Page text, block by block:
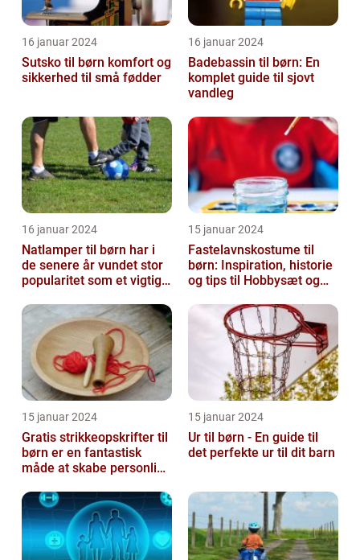
16 januar 2024
Sutsko til børn komfort og
sikkerhed til små fødder
16 januar 2024
Badebassin til børn: En
komplet guide til sjovt
vandleg
16 januar 2024
Natlamper til børn har i
de senere år vundet stor
popularitet som et vigtigt
børneværelset...
15 januar 2024
Fastelavnskostume til
børn: Inspiration, historie
og tips til Hobbysæt og
15 januar 2024
Gratis strikkeopskrifter til
børn er en fantastisk
måde at skabe personlige
15 januar 2024
Ur til børn - En guide til
det perfekte ur til dit barn